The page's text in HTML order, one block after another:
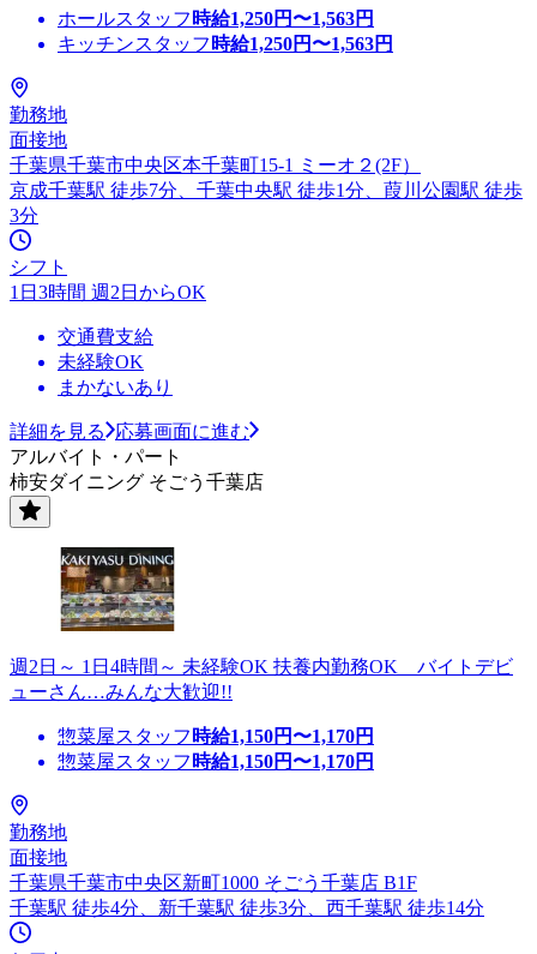
ホールスタッフ 時給1,250円〜1,563円
キッチンスタッフ 時給1,250円〜1,563円
勤務地
面接地
千葉県千葉市中央区本千葉町15-1 ミーオ２(2F）
京成千葉駅 徒歩7分、千葉中央駅 徒歩1分、葭川公園駅 徒歩
3分
シフト
1日3時間 週2日からOK
交通費支給
未経験OK
まかないあり
詳細を見る
応募画面に進む
アルバイト・パート
柿安ダイニング そごう千葉店
週2日～ 1日4時間～ 未経験OK 扶養内勤務OK バイトデビ
ューさん…みんな大歓迎!!
惣菜屋スタッフ 時給1,150円〜1,170円
惣菜屋スタッフ 時給1,150円〜1,170円
勤務地
面接地
千葉県千葉市中央区新町1000 そごう千葉店 B1F
千葉駅 徒歩4分、新千葉駅 徒歩3分、西千葉駅 徒歩14分